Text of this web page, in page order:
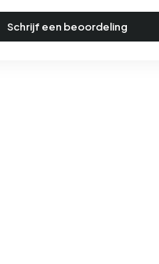
Schrijf een beoordeling